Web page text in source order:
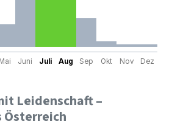
Mai Juni Juli Aug Sep Okt Nov Dez
Leidenschaft –
Österreich